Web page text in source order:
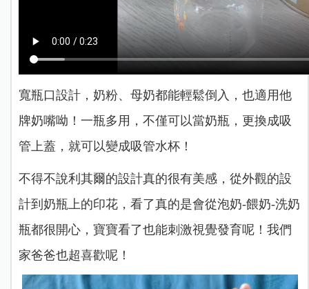
寬瓶口設計，奶粉、母奶都能輕鬆倒入，也適用他
牌奶嘴呦！️一瓶多用，不僅可以當奶瓶，更換成吸
管上蓋，就可以變成吸管水杯！
不得不說利其爾的設計真的很有美感，從外觀的設
計到奶瓶上的印花，看了真的是會從泡奶-餵奶-洗奶
瓶都很開心，寶寶看了也能刺激視覺發育呢！我們
家爸爸也超喜歡呢！